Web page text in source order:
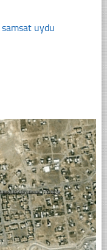
samsat uydu